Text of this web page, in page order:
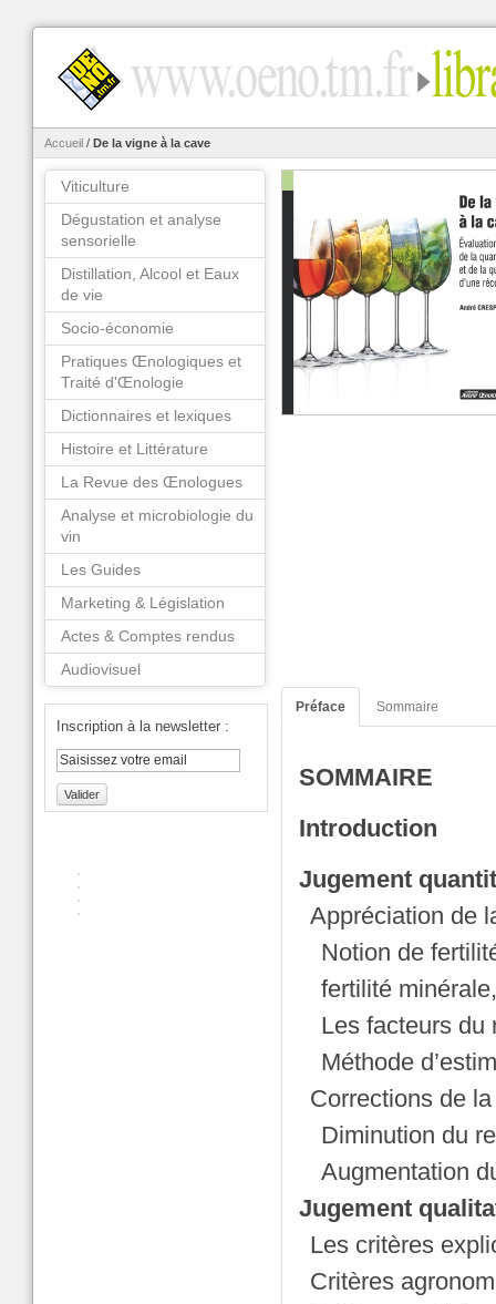
Accueil / De la vigne à la cave
Préface Sommaire
SOMMAIRE
Introduction
Jugement
Appréciation de
Notion de
fertilité
Les facteurs du
Méthode
Corrections de
Diminution du
Augmentation
Jugement
Les critères
Critères
Viticulture
Dégustation et analyse
sensorielle
Distillation, Alcool et Eaux
de vie
Socio-économie
Pratiques Œnologiques et
Traité d'Œnologie
Dictionnaires et lexiques
Histoire et Littérature
La Revue des Œnologues
Analyse et microbiologie du
vin
Les Guides
Marketing & Législation
Actes & Comptes rendus
Audiovisuel
Inscription à la newsletter :
Valider